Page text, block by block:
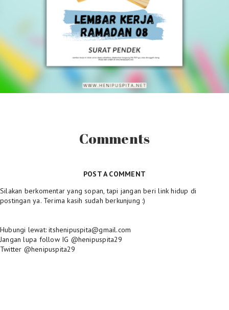
Comments
POST A COMMENT
Silakan berkomentar yang sopan, tapi jangan beri link hidup di
postingan ya. Terima kasih sudah berkunjung :)
Hubungi lewat: itshenipuspita@gmail.com
Jangan lupa follow IG @henipuspita29
Twitter @henipuspita29